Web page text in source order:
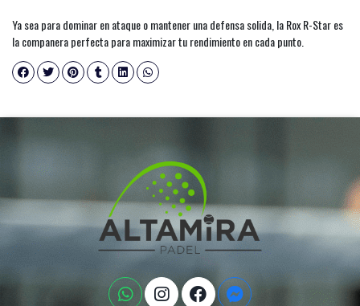
Ya sea para dominar en ataque o mantener una defensa solida, la Rox R-Star es
la companera perfecta para maximizar tu rendimiento en cada punto.